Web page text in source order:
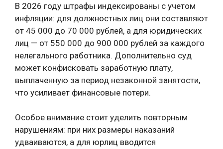
В 2026 году штрафы индексированы с учетом
инфляции: для должностных лиц они составляют
от 45 000 до 70 000 рублей, а для юридических
лиц — от 550 000 до 900 000 рублей за каждого
нелегального работника. Дополнительно суд
может конфисковать заработную плату,
выплаченную за период незаконной занятости,
что усиливает финансовые потери.
Особое внимание стоит уделить повторным
нарушениям: при них размеры наказаний
удваиваются, а для юрлиц вводится